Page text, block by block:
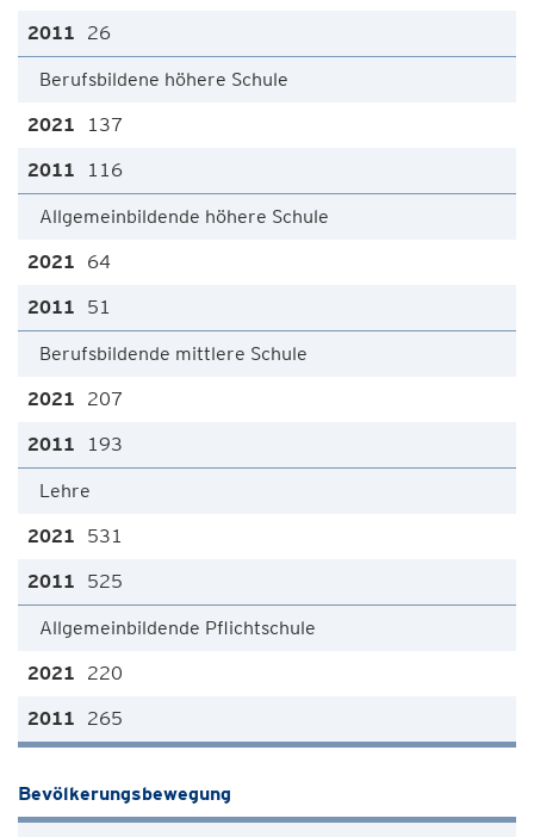
26
Berufsbildene höhere Schule
137
116
Allgemeinbildende höhere Schule
64
51
Berufsbildende mittlere Schule
207
193
Lehre
531
525
Allgemeinbildende Pflichtschule
220
265
Bevölkerungsbewegung